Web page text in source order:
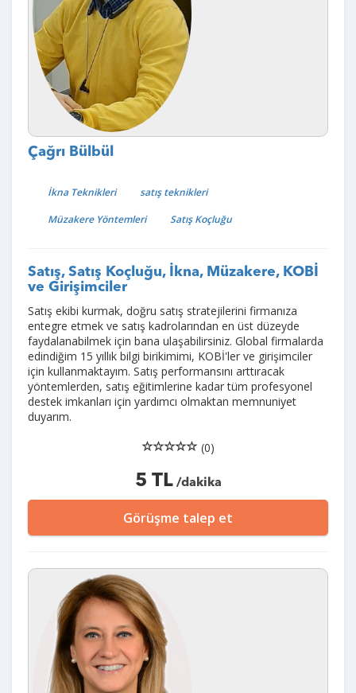
Çağrı Bülbül
İkna Teknikleri
satış teknikleri
Müzakere Yöntemleri
Satış Koçluğu
Satış, Satış Koçluğu, İkna, Müzakere, KOBİ
ve Girişimciler
Satış ekibi kurmak, doğru satış stratejilerini firmanıza
entegre etmek ve satış kadrolarından en üst düzeyde
faydalanabilmek için bana ulaşabilirsiniz. Global firmalarda
edindiğim 15 yıllık bilgi birikimimi, KOBİ'ler ve girişimciler
için kullanmaktayım. Satış performansını arttıracak
yöntemlerden, satış eğitimlerine kadar tüm profesyonel
destek imkanları için yardımcı olmaktan memnuniyet
duyarım.
(0)
5 TL/dakika
Görüşme talep et